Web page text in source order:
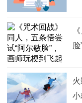
小